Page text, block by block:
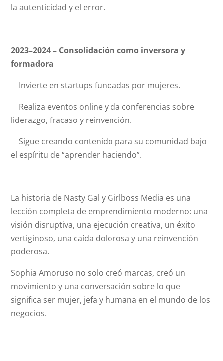
la autenticidad y el error.
2023–2024 – Consolidación como inversora y
formadora
Invierte en startups fundadas por mujeres.
Realiza eventos online y da conferencias sobre
liderazgo, fracaso y reinvención.
Sigue creando contenido para su comunidad bajo
el espíritu de “aprender haciendo”.
La historia de Nasty Gal y Girlboss Media es una
lección completa de emprendimiento moderno: una
visión disruptiva, una ejecución creativa, un éxito
vertiginoso, una caída dolorosa y una reinvención
poderosa.
Sophia Amoruso no solo creó marcas, creó un
movimiento y una conversación sobre lo que
significa ser mujer, jefa y humana en el mundo de los
negocios.